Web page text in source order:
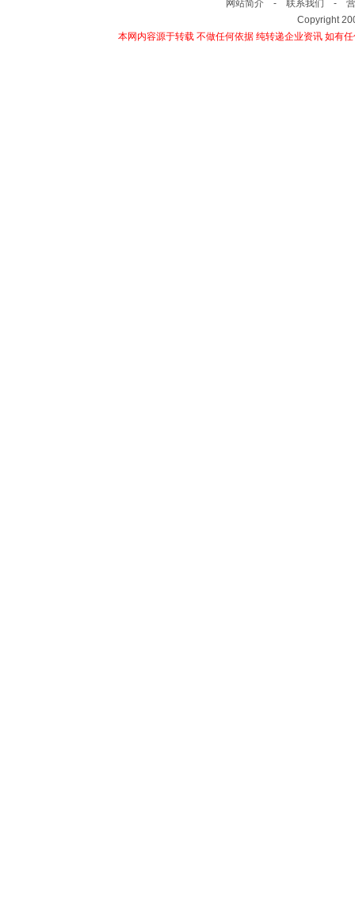
网站简介 - 联系我们 -
Copyright
本网内容源于转载 不做任何依据 纯转递企业资讯 如有